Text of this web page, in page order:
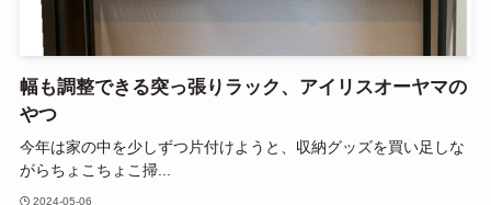
幅も調整できる突っ張りラック、アイリスオーヤマの
やつ
今年は家の中を少しずつ片付けようと、収納グッズを買い足しな
がらちょこちょこ掃...
2024-05-06